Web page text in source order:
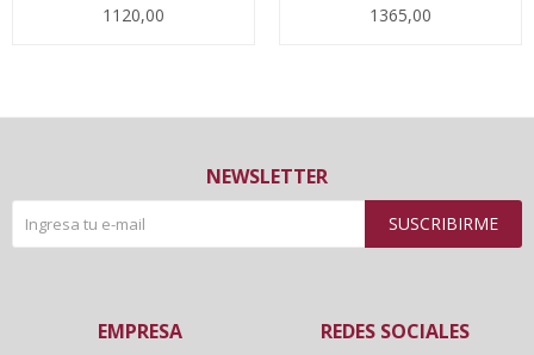
1120,00
1365,00
NEWSLETTER
SUSCRIBIRME
REDES SOCIALES
EMPRESA